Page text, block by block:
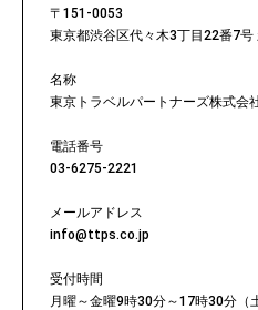
〒151-0053
東京都渋谷区代々木3丁目22番7号
名称
東京トラベルパートナーズ株式会
電話番号
03-6275-2221
メールアドレス
info@ttps.co.jp
受付時間
月曜～金曜9時30分～17時30分（土